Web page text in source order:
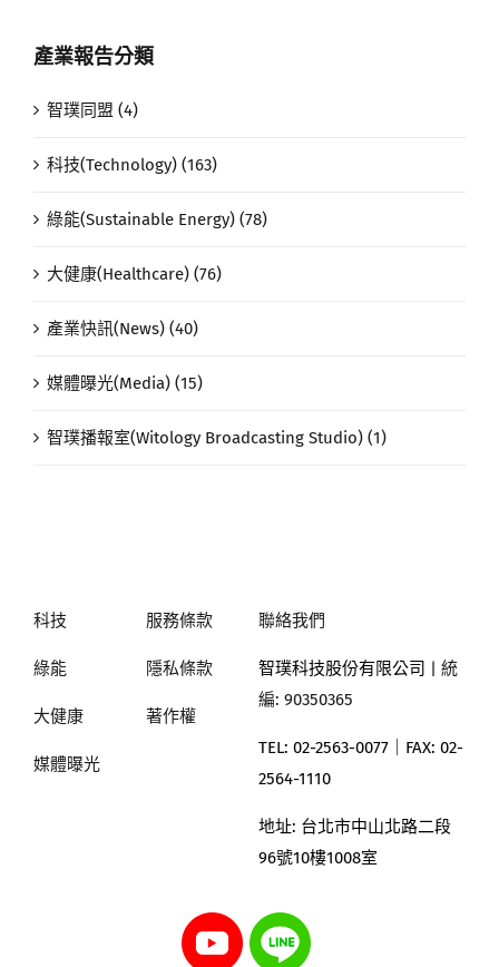
產業報告分類
智璞同盟 (4)
科技(Technology) (163)
綠能(Sustainable Energy) (78)
大健康(Healthcare) (76)
產業快訊(News) (40)
媒體曝光(Media) (15)
智璞播報室(Witology Broadcasting Studio) (1)
科技
綠能
大健康
媒體曝光
服務條款
隱私條款
著作權
聯絡我們
智璞科技股份有限公司 | 統
編: 90350365
TEL: 02-2563-0077｜ FAX: 02-
2564-1110
地址: 台北市中山北路二段
96號10樓1008室